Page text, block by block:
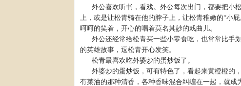
外公喜欢听书，看戏。外公每次出门，都要把小
上，或是让松青骑在他的脖子上，让松青稚嫩的“小
呵呵的笑着，开心的唱着莫名其妙的戏曲儿。
外公还经常给松青买一些小零食吃，也常常比手
的英雄故事，逗松青开心发笑。
松青最喜欢吃外婆炒的蛋炒饭了。
外婆炒的蛋炒饭，可有特色了，看起来黄橙橙的
有菜油的那种清香，各种香味混合纠缠在一起，就